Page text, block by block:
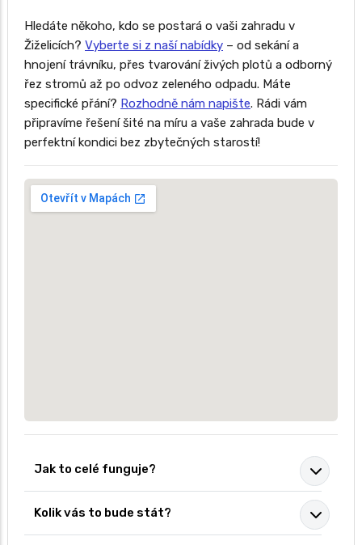
Hledáte někoho, kdo se postará o vaši zahradu v
Žiželicích? Vyberte si z naší nabídky – od sekání a
hnojení trávníku, přes tvarování živých plotů a odborný
řez stromů až po odvoz zeleného odpadu. Máte
specifické přání? Rozhodně nám napište. Rádi vám
připravíme řešení šité na míru a vaše zahrada bude v
perfektní kondici bez zbytečných starostí!
Jak to celé funguje?
Kolik vás to bude stát?